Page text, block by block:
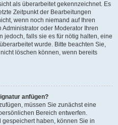
als überarbeitet gekennzeichnet. Es
Zeitpunkt der Bearbeitungen
wenn noch niemand auf Ihren
oder Moderator Ihren
jedoch, falls sie es für nötig halten, eine
wurde. Bitte beachten Sie,
löschen können, wenn bereits
anfügen?
müssen Sie zunächst eine
Bereich entwerfen.
haben, können Sie in